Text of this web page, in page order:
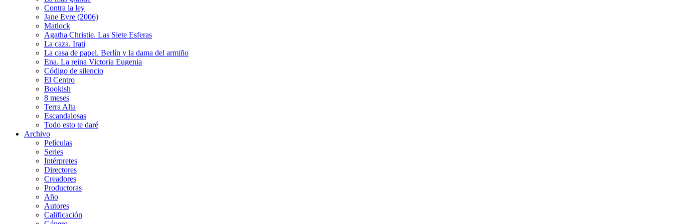
Contra la ley
Jane Eyre (2006)
Matlock
Agatha Christie. Las Siete Esferas
La caza. Irati
La casa de papel. Berlín y la dama del armiño
Ena. La reina Victoria Eugenia
Código de silencio
El Centro
Bookish
8 meses
Terra Alta
Escandalosas
Todo esto te daré
Archivo
Películas
Series
Intérpretes
Directores
Creadores
Productoras
Año
Autores
Calificación